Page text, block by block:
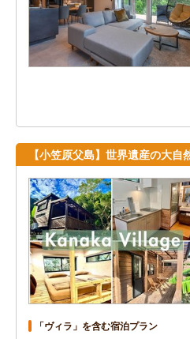
【小笠原父島】世界遺産の大自
「ヴィラ」を含む宿泊プラン